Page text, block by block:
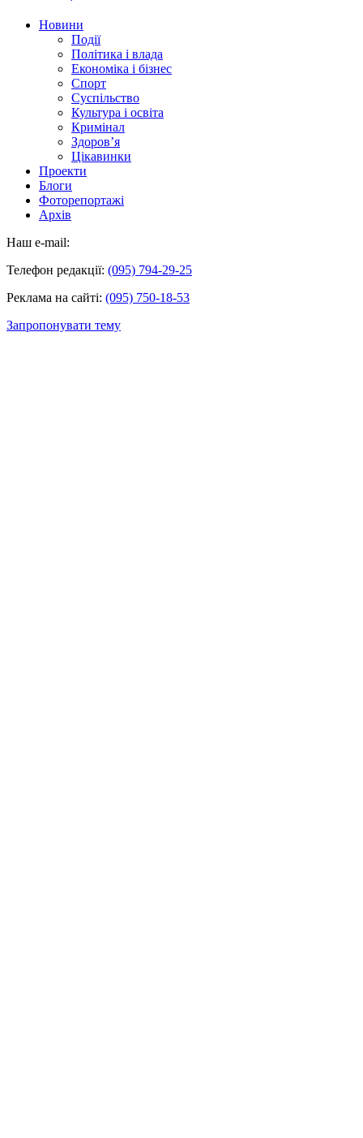
Новини
Події
Політика і влада
Економіка і бізнес
Спорт
Суспільство
Культура і освіта
Кримінал
Здоров’я
Цікавинки
Проекти
Блоги
Фоторепортажі
Архів
Наш e-mail:
Телефон редакції: (095) 794-29-25
Реклама на сайті: (095) 750-18-53
Запропонувати тему